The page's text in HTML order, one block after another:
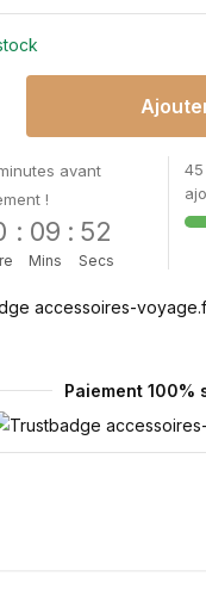
avant
!
: 09
Mins
: 51
Secs
Paiement 100%